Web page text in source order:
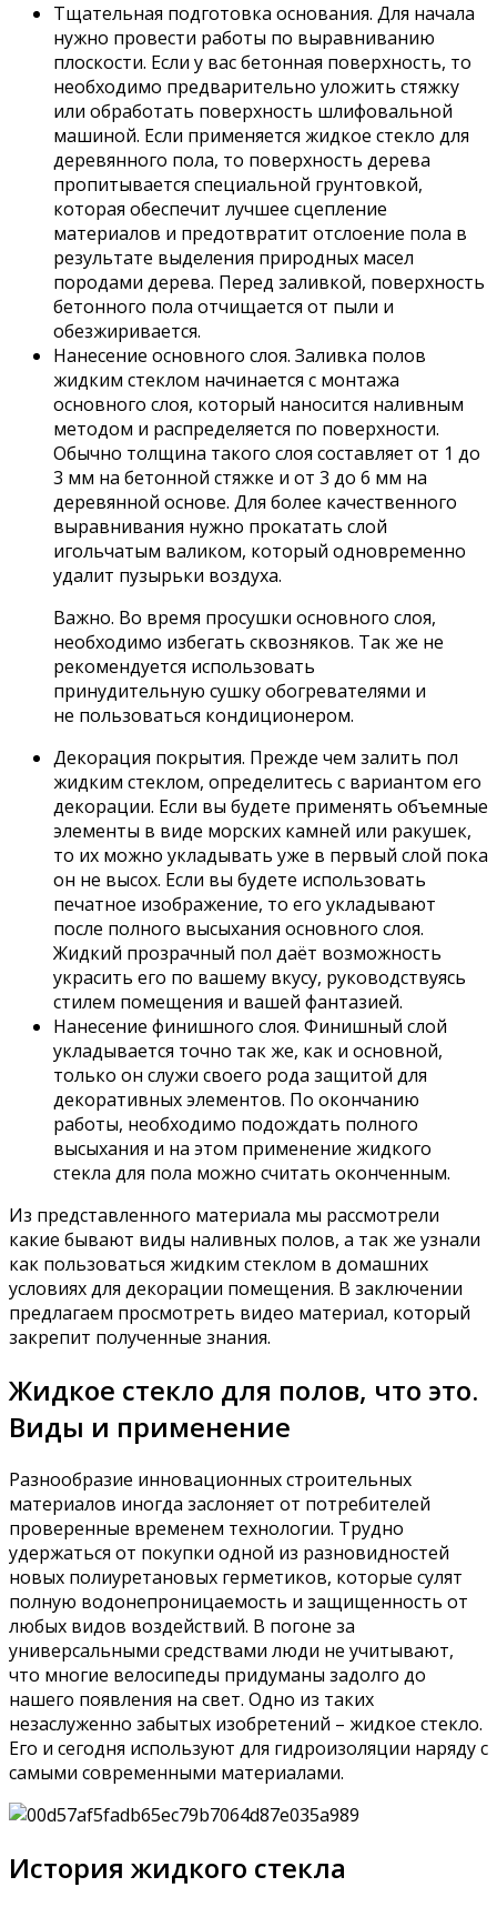
Тщательная подготовка основания. Для начала
нужно провести работы по выравниванию
плоскости. Если у вас бетонная поверхность, то
необходимо предварительно уложить стяжку
или обработать поверхность шлифовальной
машиной. Если применяется жидкое стекло для
деревянного пола, то поверхность дерева
пропитывается специальной грунтовкой,
которая обеспечит лучшее сцепление
материалов и предотвратит отслоение пола в
результате выделения природных масел
породами дерева. Перед заливкой, поверхность
бетонного пола отчищается от пыли и
обезжиривается.
Нанесение основного слоя. Заливка полов
жидким стеклом начинается с монтажа
основного слоя, который наносится наливным
методом и распределяется по поверхности.
Обычно толщина такого слоя составляет от 1 до
3 мм на бетонной стяжке и от 3 до 6 мм на
деревянной основе. Для более качественного
выравнивания нужно прокатать слой
игольчатым валиком, который одновременно
удалит пузырьки воздуха.
Важно. Во время просушки основного слоя,
необходимо избегать сквозняков. Так же не
рекомендуется использовать
принудительную сушку обогревателями и
не пользоваться кондиционером.
Декорация покрытия. Прежде чем залить пол
жидким стеклом, определитесь с вариантом его
декорации. Если вы будете применять объемные
элементы в виде морских камней или ракушек,
то их можно укладывать уже в первый слой пока
он не высох. Если вы будете использовать
печатное изображение, то его укладывают
после полного высыхания основного слоя.
Жидкий прозрачный пол даёт возможность
украсить его по вашему вкусу, руководствуясь
стилем помещения и вашей фантазией.
Нанесение финишного слоя. Финишный слой
укладывается точно так же, как и основной,
только он служи своего рода защитой для
декоративных элементов. По окончанию
работы, необходимо подождать полного
высыхания и на этом применение жидкого
стекла для пола можно считать оконченным.
Из представленного материала мы рассмотрели
какие бывают виды наливных полов, а так же узнали
как пользоваться жидким стеклом в домашних
условиях для декорации помещения. В заключении
предлагаем просмотреть видео материал, который
закрепит полученные знания.
Жидкое стекло для полов, что это.
Виды и применение
Разнообразие инновационных строительных
материалов иногда заслоняет от потребителей
проверенные временем технологии. Трудно
удержаться от покупки одной из разновидностей
новых полиуретановых герметиков, которые сулят
полную водонепроницаемость и защищенность от
любых видов воздействий. В погоне за
универсальными средствами люди не учитывают,
что многие велосипеды придуманы задолго до
нашего появления на свет. Одно из таких
незаслуженно забытых изобретений – жидкое стекло.
Его и сегодня используют для гидроизоляции наряду с
самыми современными материалами.
История жидкого стекла